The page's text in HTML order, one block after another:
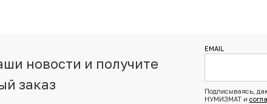
новости и получите
заказ
EMAIL
Подписываясь,
НУМИЗМАТ и